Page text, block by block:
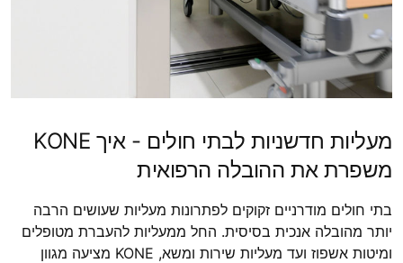
מעליות חדשניות לבתי חולים - איך KONE
משפרת את ההובלה הרפואית
בתי חולים מודרניים זקוקים לפתרונות מעליות שעושים הרבה
יותר מהובלה אנכית בסיסית. החל ממעליות להעברת מטופלים
ומיטות אשפוז ועד מעליות שירות ומשא, KONE מציעה מגוון